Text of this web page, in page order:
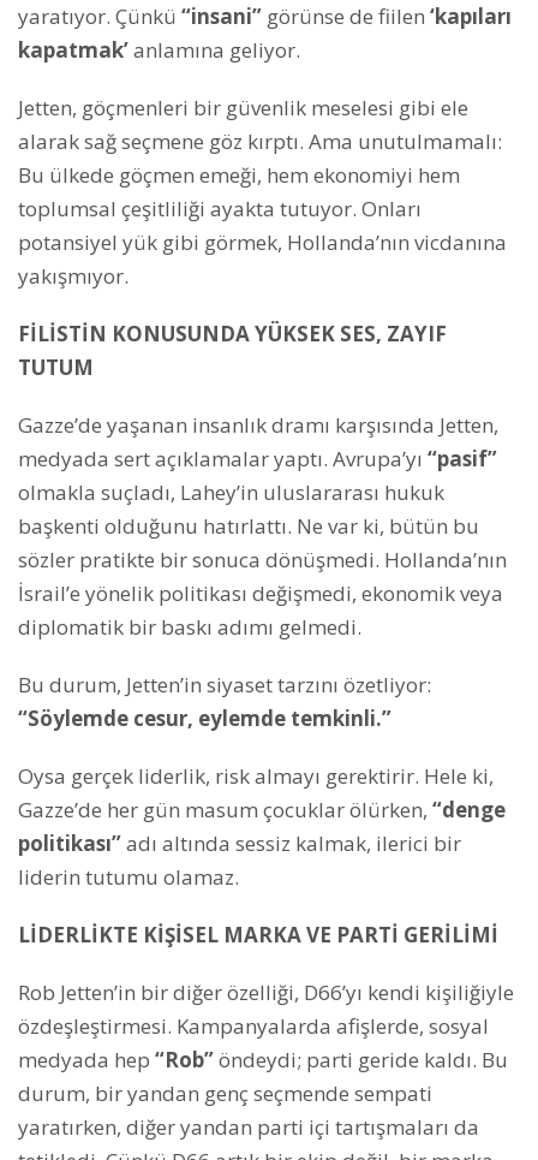
yaratıyor. Çünkü “insani” görünse de fiilen ‘kapıları
kapatmak’anlamına geliyor.
Jetten, göçmenleri bir güvenlik meselesi gibi ele
alarak sağ seçmene göz kırptı. Ama unutulmamalı:
Bu ülkede göçmen emeği, hem ekonomiyi hem
toplumsal çeşitliliği ayakta tutuyor. Onları
potansiyel yük gibi görmek, Hollanda’nın vicdanına
yakışmıyor.
FİLİSTİN KONUSUNDA YÜKSEK SES, ZAYIF
TUTUM
Gazze’de yaşanan insanlık dramı karşısında Jetten,
medyada sert açıklamalar yaptı. Avrupa’yı “pasif”
olmakla suçladı, Lahey’in uluslararası hukuk
başkenti olduğunu hatırlattı. Ne var ki, bütün bu
sözler pratikte bir sonuca dönüşmedi. Hollanda’nın
İsrail’e yönelik politikası değişmedi, ekonomik veya
diplomatik bir baskı adımı gelmedi.
Bu durum, Jetten’in siyaset tarzını özetliyor:
“Söylemde cesur, eylemde temkinli.”
Oysa gerçek liderlik, risk almayı gerektirir. Hele ki,
Gazze’de her gün masum çocuklar ölürken, “denge
politikası”adı altında sessiz kalmak, ilerici bir
liderin tutumu olamaz.
LİDERLİKTE KİŞİSEL MARKA VE PARTİ GERİLİMİ
Rob Jetten’in bir diğer özelliği, D66’yı kendi kişiliğiyle
özdeşleştirmesi. Kampanyalarda afişlerde, sosyal
medyada hep “Rob”öndeydi; parti geride kaldı. Bu
durum, bir yandan genç seçmende sempati
yaratırken, diğer yandan parti içi tartışmaları da